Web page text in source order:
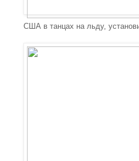
США в танцах на льду,